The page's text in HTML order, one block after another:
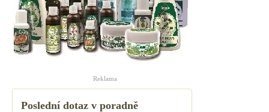
Reklama
Poslední dotaz v poradně